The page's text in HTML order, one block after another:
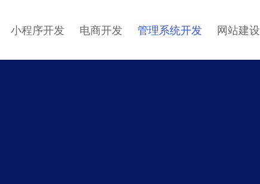
小程序开发 电商开发 管理系统开发 网站建设